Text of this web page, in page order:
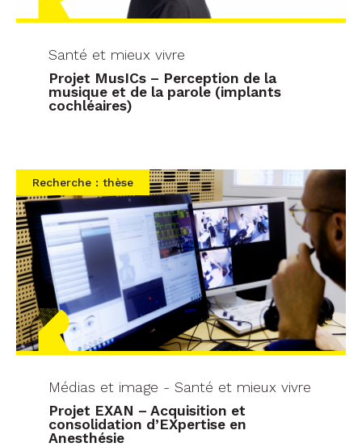
Santé et mieux vivre
Projet MusICs – Perception de la
musique et de la parole (implants
cochléaires)
Recherche : thèse
Médias et image - Santé et mieux vivre
Projet EXAN – Acquisition et
consolidation d’EXpertise en
Anesthésie